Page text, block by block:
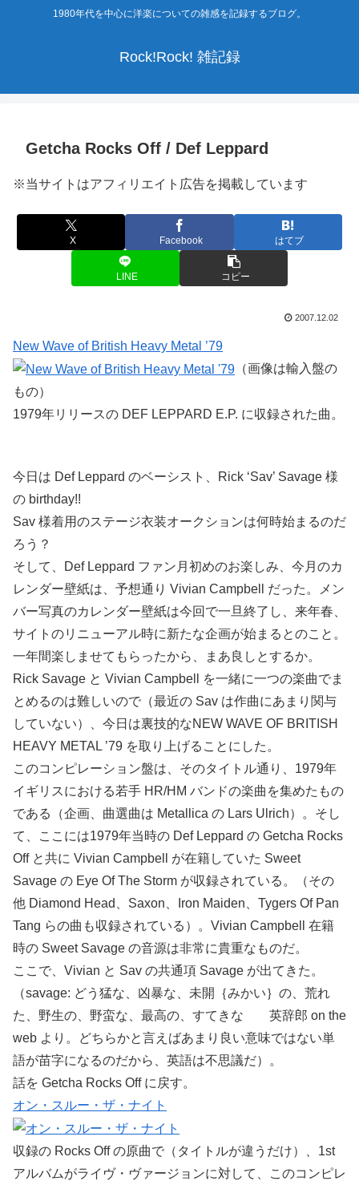
1980年代を中心に洋楽についての雑感を記録するブログ。
Rock!Rock! 雑記録
Getcha Rocks Off / Def Leppard
※当サイトはアフィリエイト広告を掲載しています
X Facebook はてブ
LINE コピー
2007.12.02
New Wave of British Heavy Metal ’79
（画像は輸入盤の
もの）
1979年リリースの DEF LEPPARD E.P. に収録された曲。
今日は Def Leppard のベーシスト、Rick ‘Sav’ Savage 様
の birthday!!
Sav 様着用のステージ衣装オークションは何時始まるのだ
ろう？
そして、Def Leppard ファン月初めのお楽しみ、今月のカ
レンダー壁紙は、予想通り Vivian Campbell だった。メン
バー写真のカレンダー壁紙は今回で一旦終了し、来年春、
サイトのリニューアル時に新たな企画が始まるとのこと。
一年間楽しませてもらったから、まあ良しとするか。
Rick Savage と Vivian Campbell を一緒に一つの楽曲でま
とめるのは難しいので（最近の Sav は作曲にあまり関与
していない）、今日は裏技的なNEW WAVE OF BRITISH
HEAVY METAL ’79 を取り上げることにした。
このコンピレーション盤は、そのタイトル通り、1979年
イギリスにおける若手 HR/HM バンドの楽曲を集めたもの
である（企画、曲選曲は Metallica の Lars Ulrich）。そし
て、ここには1979年当時の Def Leppard の Getcha Rocks
Off と共に Vivian Campbell が在籍していた Sweet
Savage の Eye Of The Storm が収録されている。（その
他 Diamond Head、Saxon、Iron Maiden、Tygers Of Pan
Tang らの曲も収録されている）。Vivian Campbell 在籍
時の Sweet Savage の音源は非常に貴重なものだ。
ここで、Vivian と Sav の共通項 Savage が出てきた。
（savage: どう猛な、凶暴な、未開｛みかい｝の、荒れ
た、野生の、野蛮な、最高の、すてきな 英辞郎 on the
web より。どちらかと言えばあまり良い意味ではない単
語が苗字になるのだから、英語は不思議だ）。
話を Getcha Rocks Off に戻す。
オン・スルー・ザ・ナイト
収録の Rocks Off の原曲で（タイトルが違うだけ）、1st
アルバムがライヴ・ヴァージョンに対して、このコンピレ